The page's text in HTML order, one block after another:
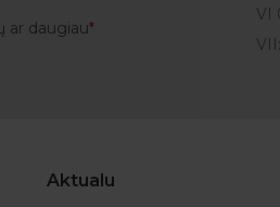
ar daugiau
VI
Aktualu